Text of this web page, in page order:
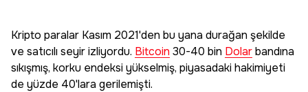
Kripto paralar Kasım 2021'den bu yana durağan şekilde
ve satıcılı seyir izliyordu. Bitcoin 30-40 bin Dolarbandına
sıkışmış, korku endeksi yükselmiş, piyasadaki hakimiyeti
de yüzde 40'lara gerilemişti.